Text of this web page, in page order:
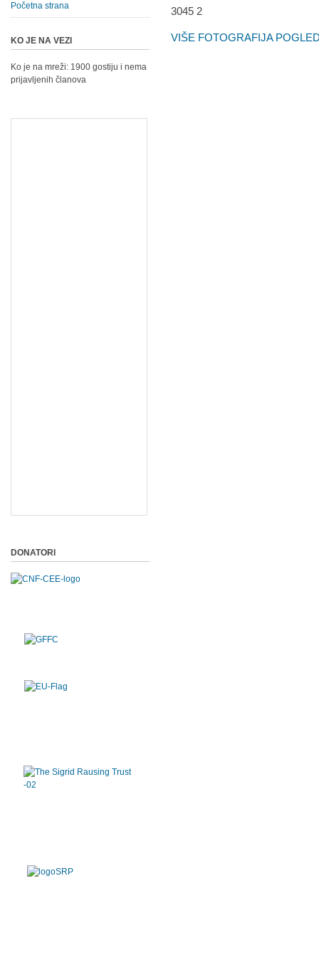
VIŠE FOTOGRAFIJA
Početna strana
KO JE NA VEZI
Ko je na mreži: 1900 gostiju i nema
prijavljenih članova
DONATORI